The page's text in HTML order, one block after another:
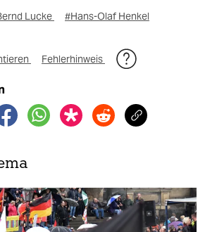
Lucke #Hans-Olaf Henkel
Fehlerhinweis